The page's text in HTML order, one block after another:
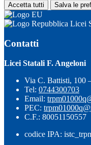
Accetta tutti Salva le
Licei
Contatti
Licei Statali F. Angeloni
Via C. Battisti, 100
Tel: 0744300703
Email:
PEC:
C.F.: 80051150557
codice IPA: